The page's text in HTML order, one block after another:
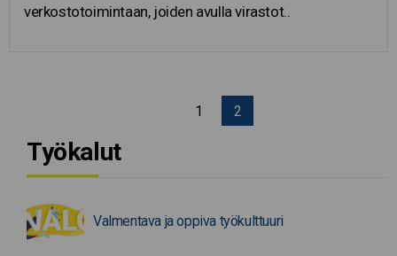
verkostotoimintaan, joiden avulla virastot..
Edellinen sivu
1 2
Työkalut
Valmentava ja oppiva työkulttuuri